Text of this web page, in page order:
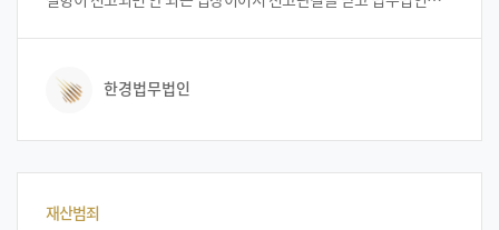
면해 불구속 상태로 항소심을 진행며, 벌금형을 받기를 원했습니다.
낮고 혐의 인정 후 적극적인 양형자료를 제출하여 벌금형을
원한다며 법무법인 한경에 사건을 의뢰하였습니다.
한경법무법인
재산범죄